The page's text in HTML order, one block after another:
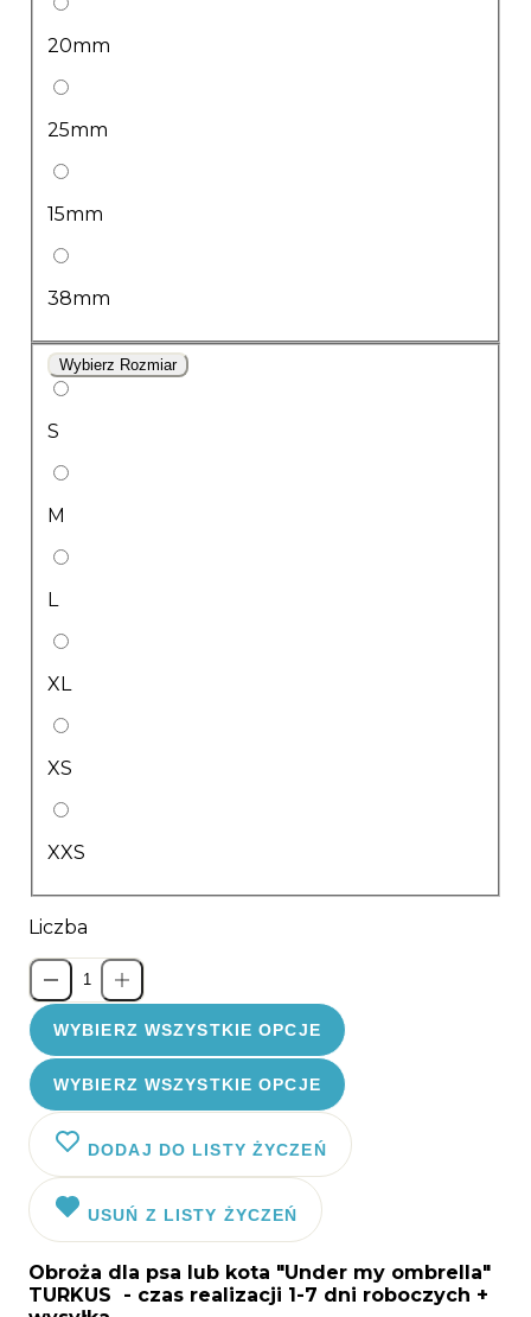
20mm
25mm
15mm
38mm
Wybierz Rozmiar
S
M
L
XL
XS
XXS
Liczba
WYBIERZ WSZYSTKIE OPCJE
WYBIERZ WSZYSTKIE OPCJE
DODAJ DO LISTY ŻYCZEŃ
USUŃ Z LISTY ŻYCZEŃ
Obroża dla psa lub kota "Under my ombrella"
TURKUS - czas realizacji 1-7 dni roboczych +